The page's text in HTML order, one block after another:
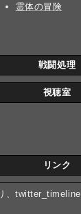
霊体の冒険
戦闘処理
視聴室
リンク
、